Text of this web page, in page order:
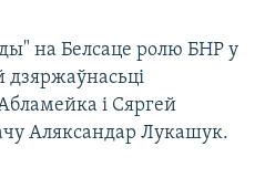
на Белсаце ролю БНР у
дзяржаўнасьці
і Сяргей
Аляксандар Лукашук.